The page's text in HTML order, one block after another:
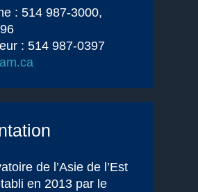
: 514 987-3000,
: 514 987-0397
de l’Asie de l’Est
en 2013 par le